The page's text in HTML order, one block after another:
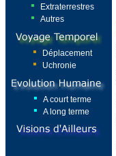
Extraterrestres
Autres
Déplacement
Uchronie
A court terme
A long terme